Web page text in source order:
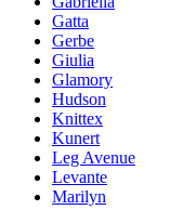
Gatta
Gerbe
Giulia
Glamory
Hudson
Knittex
Kunert
Leg Avenue
Levante
Marilyn